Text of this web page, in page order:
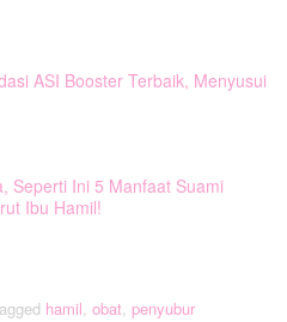
ASI Booster Terbaik, Menyusui
Seperti Ini 5 Manfaat Suami
Ibu Hamil!
hamil, obat, penyubur